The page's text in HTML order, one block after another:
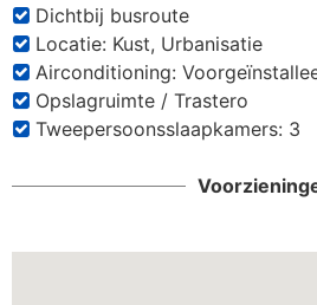
Dichtbij busroute
Locatie: Kust, Urbanisatie
Airconditioning:
Opslagruimte / Trastero
Tweepersoonsslaapkamers: 3